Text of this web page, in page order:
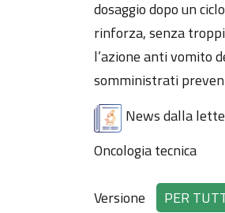
dosaggio dopo un
rinforza, senza
l’azione anti vomito
somministrati
News dalla
Oncologia tecnica
Versione PER